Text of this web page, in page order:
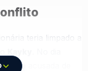
teria limpado a
acusada de